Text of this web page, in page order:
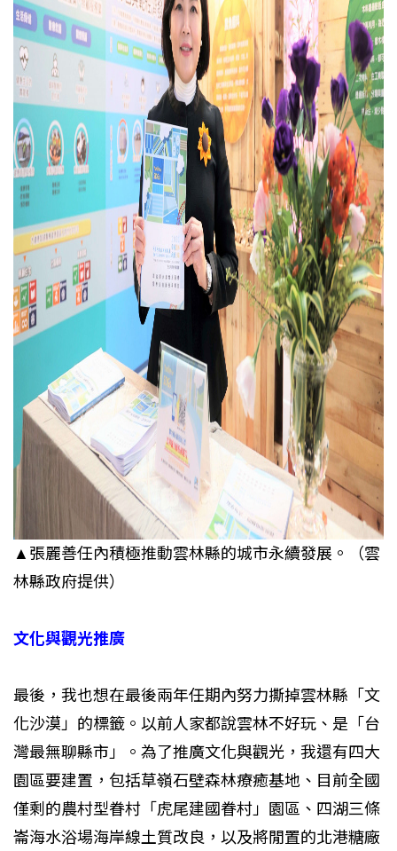
▲張麗善任內積極推動雲林縣的城市永續發展。（雲
林縣政府提供）
文化與觀光推廣
最後，我也想在最後兩年任期內努力撕掉雲林縣「文
化沙漠」的標籤。以前人家都說雲林不好玩、是「台
灣最無聊縣市」。為了推廣文化與觀光，我還有四大
園區要建置，包括草嶺石壁森林療癒基地、目前全國
僅剩的農村型眷村「虎尾建國眷村」園區、四湖三條
崙海水浴場海岸線土質改良，以及將閒置的北港糖廠